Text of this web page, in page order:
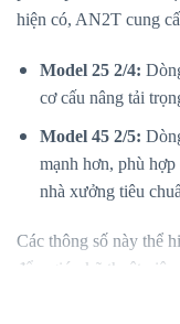
hiện có, AN2T cung
Model 25 2/4:
cơ cấu nâng tải
Model 45 2/5:
mạnh hơn, phù
nhà xưởng tiêu
Các thông số này thể
đẩy, giúp kỹ thuật
phù hợp với kích